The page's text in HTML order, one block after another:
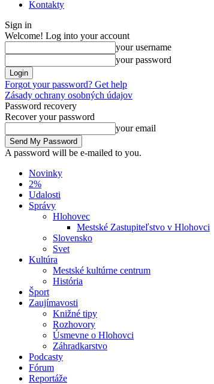
Kontakty
Sign in
Welcome! Log into your account
your username
your password
Forgot your password? Get help
Zásady ochrany osobných údajov
Password recovery
Recover your password
your email
A password will be e-mailed to you.
Novinky
2%
Udalosti
Správy
Hlohovec
Mestské Zastupiteľstvo v Hlohovci
Slovensko
Svet
Kultúra
Mestské kultúrne centrum
História
Šport
Zaujímavosti
Knižné tipy
Rozhovory
Úsmevne o Hlohovci
Záhradkarstvo
Podcasty
Fórum
Reportáže